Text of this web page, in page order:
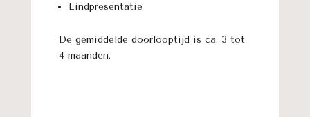
Eindpresentatie
De gemiddelde doorlooptijd is ca. 3 tot
4 maanden.